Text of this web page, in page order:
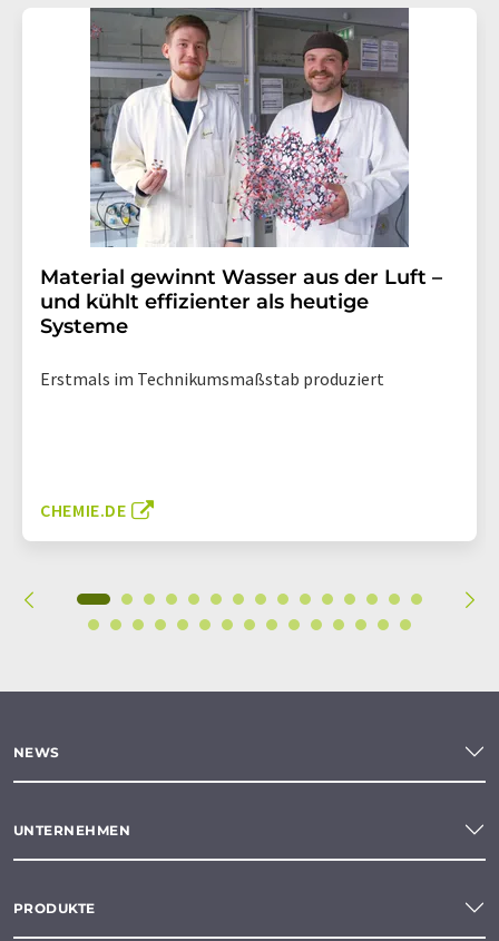
Material gewinnt Wasser aus der Luft –
und kühlt effizienter als heutige
Systeme
Erstmals im Technikumsmaßstab produziert
CHEMIE.DE
NEWS
UNTERNEHMEN
PRODUKTE